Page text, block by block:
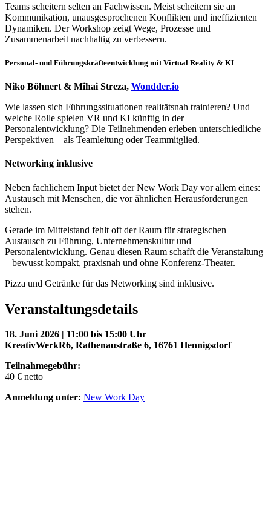
Teams scheitern selten an Fachwissen. Meist scheitern sie an
Kommunikation, unausgesprochenen Konflikten und ineffizienten
Dynamiken. Der Workshop zeigt Wege, Prozesse und
Zusammenarbeit nachhaltig zu verbessern.
Personal- und Führungskräfteentwicklung mit Virtual Reality & KI
Niko Böhnert & Mihai Streza, Wondder.io
Wie lassen sich Führungssituationen realitätsnah trainieren? Und
welche Rolle spielen VR und KI künftig in der
Personalentwicklung? Die Teilnehmenden erleben unterschiedliche
Perspektiven – als Teamleitung oder Teammitglied.
Networking inklusive
Neben fachlichem Input bietet der New Work Day vor allem eines:
Austausch mit Menschen, die vor ähnlichen Herausforderungen
stehen.
Gerade im Mittelstand fehlt oft der Raum für strategischen
Austausch zu Führung, Unternehmenskultur und
Personalentwicklung. Genau diesen Raum schafft die Veranstaltung
– bewusst kompakt, praxisnah und ohne Konferenz-Theater.
Pizza und Getränke für das Networking sind inklusive.
Veranstaltungsdetails
18. Juni 2026 | 11:00 bis 15:00 Uhr
KreativWerkR6, Rathenaustraße 6, 16761 Hennigsdorf
Teilnahmegebühr:
40 € netto
Anmeldung unter: New Work Day